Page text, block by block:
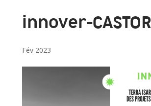
innover-CASTOR
Fév 2023